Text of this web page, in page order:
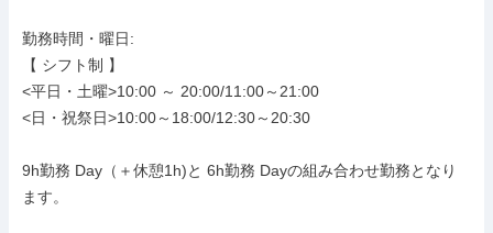
勤務時間・曜日:
【 シフト制 】
<平日・土曜>10:00 ～ 20:00/11:00～21:00
<日・祝祭日>10:00～18:00/12:30～20:30
9h勤務 Day（＋休憩1h)と 6h勤務 Dayの組み合わせ勤務となり
ます。